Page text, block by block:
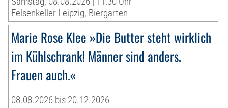
Felsenkeller Leipzig, Biergarten
Marie Rose Klee »Die Butter steht wirklich
im Kühlschrank! Männer sind anders.
Frauen auch.«
08.08.2026 bis 20.12.2026